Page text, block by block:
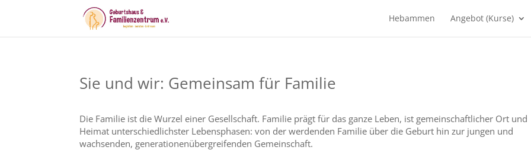
Hebammen Angebot (Kurse)
Sie und wir: Gemeinsam für Familie
Die Familie ist die Wurzel einer Gesellschaft. Familie prägt für das ganze Leben, ist gemeinschaftlicher Ort und
Heimat unterschiedlichster Lebensphasen: von der werdenden Familie über die Geburt hin zur jungen und
wachsenden, generationenübergreifenden Gemeinschaft.